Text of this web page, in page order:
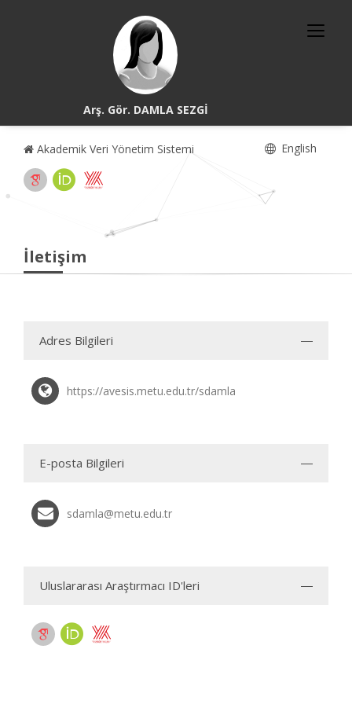
Arş. Gör. DAMLA SEZGİ
Akademik Veri Yönetim Sistemi English
İletişim
Adres Bilgileri
https://avesis.metu.edu.tr/sdamla
E-posta Bilgileri
sdamla@metu.edu.tr
Uluslararası Araştırmacı ID'leri